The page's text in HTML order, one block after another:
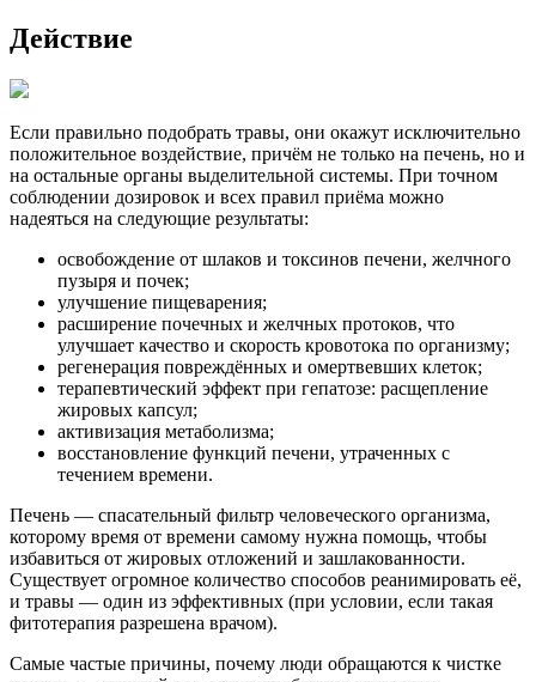
Действие
Если правильно подобрать травы, они окажут исключительно
положительное воздействие, причём не только на печень, но и
на остальные органы выделительной системы. При точном
соблюдении дозировок и всех правил приёма можно
надеяться на следующие результаты:
освобождение от шлаков и токсинов печени, желчного
пузыря и почек;
улучшение пищеварения;
расширение почечных и желчных протоков, что
улучшает качество и скорость кровотока по организму;
регенерация повреждённых и омертвевших клеток;
терапевтический эффект при гепатозе: расщепление
жировых капсул;
активизация метаболизма;
восстановление функций печени, утраченных с
течением времени.
Печень — спасательный фильтр человеческого организма,
которому время от времени самому нужна помощь, чтобы
избавиться от жировых отложений и зашлакованности.
Существует огромное количество способов реанимировать её,
и травы — один из эффективных (при условии, если такая
фитотерапия разрешена врачом).
Самые частые причины, почему люди обращаются к чистке